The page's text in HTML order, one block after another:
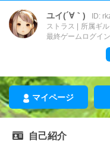
ユイ(´∀｀)
ID:
ストラス
所属ギ
最終ゲームログイ
マイページ
自己紹介